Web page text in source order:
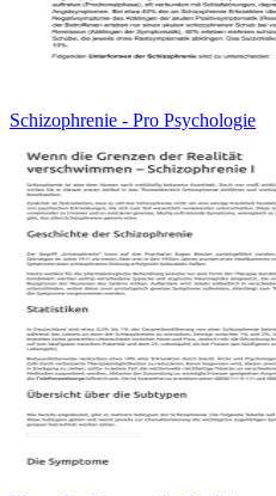
Schizophrenie - Pro Psychologie